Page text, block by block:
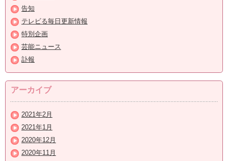
告知
テレビる毎日更新情報
特別企画
芸能ニュース
訃報
アーカイブ
2021年2月
2021年1月
2020年12月
2020年11月